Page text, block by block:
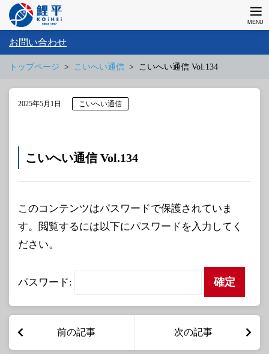
お問い合わせ
トップページ こいへい通信 こいへい通信 Vol.134
2025年5月1日 こいへい通信
こいへい通信 Vol.134
このコンテンツはパスワードで保護されていま
す。閲覧するには以下にパスワードを入力してく
ださい。
パスワード:
前の記事 次の記事